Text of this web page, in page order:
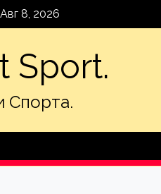
8, 2026
Sport.
Спорта.